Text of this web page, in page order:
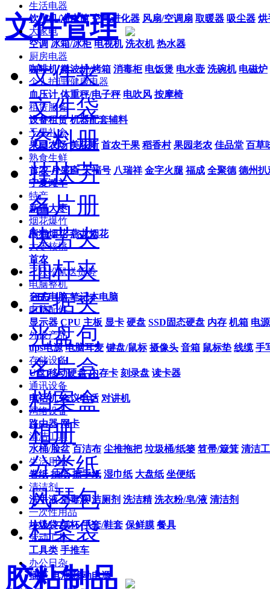
生活电器
饮水机/净水筒 空气进化器 风扇/空调扇 取暖器 吸尘器 烘
大家电
空调 冰箱/冰柜 电视机 洗衣机 热水器
厨房电器
咖啡机 微波炉/烤箱 消毒柜 电饭煲 电水壶 洗碗机 电磁炉
个人护理/健康电器
血压计 体重秤/电子秤 电吹风 按摩椅
租赁服务
设备租赁 机器配套辅料
干果礼盒
果园农场 美荻斯 首农干果 稻香村 果园老农 佳品堂 百草
熟食生鲜
首农 月盛斋 天福号 八瑞祥 金字火腿 福成 全聚德 德州扒
宁夏滩羊
特产
新疆大枣
烟花爆竹
熊猫烟花 燕龙烟花
大枣核桃
首农
三只松鼠送货劵
电脑整机
台式电脑 笔记本电脑
电脑配件
显示器 CPU 主板 显卡 硬盘 SSD固态硬盘 内存 机箱 电源
外设产品
ups电源 电脑耳麦 键盘/鼠标 摄像头 音箱 鼠标垫 线缆 手
存储设备
U盘 移动硬盘 内存卡 刻录盘 读卡器
通讯设备
电话机 会议电话 对讲机
网络设备
路由器 网卡
清洁工具
水桶/脸盆 百洁布 尘推拖把 垃圾桶/纸篓 笤帚/簸箕 清洁
生活用纸
卷纸 抽纸 擦手纸 湿巾纸 大盘纸 坐便纸
清洁剂
洗手液 消毒液 洁厕剂 洗洁精 洗衣粉/皂/液 清洁剂
一次性用品
垃圾袋 纸杯 手套/鞋套 保鲜膜 餐具
劳动工具
工具类 手推车
办公日杂
插座 电池 移动电源
文件管理
文件夹
文件袋
资料册
挂快劳
名片册
快劳夹
抽杆夹
票据夹
光盘包
名片盒
档案盒
相册
分类纸
风琴包
档案袋
胶粘制品